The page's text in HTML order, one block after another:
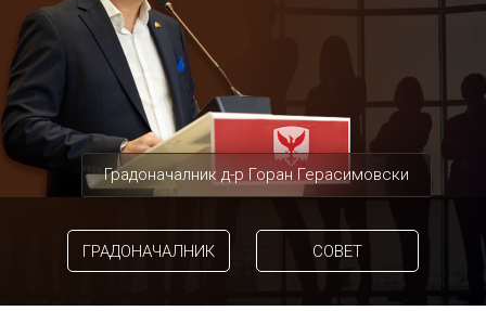
Градоначалник д-р Горан Герасимовски
ГРАДОНАЧАЛНИК СОВЕТ